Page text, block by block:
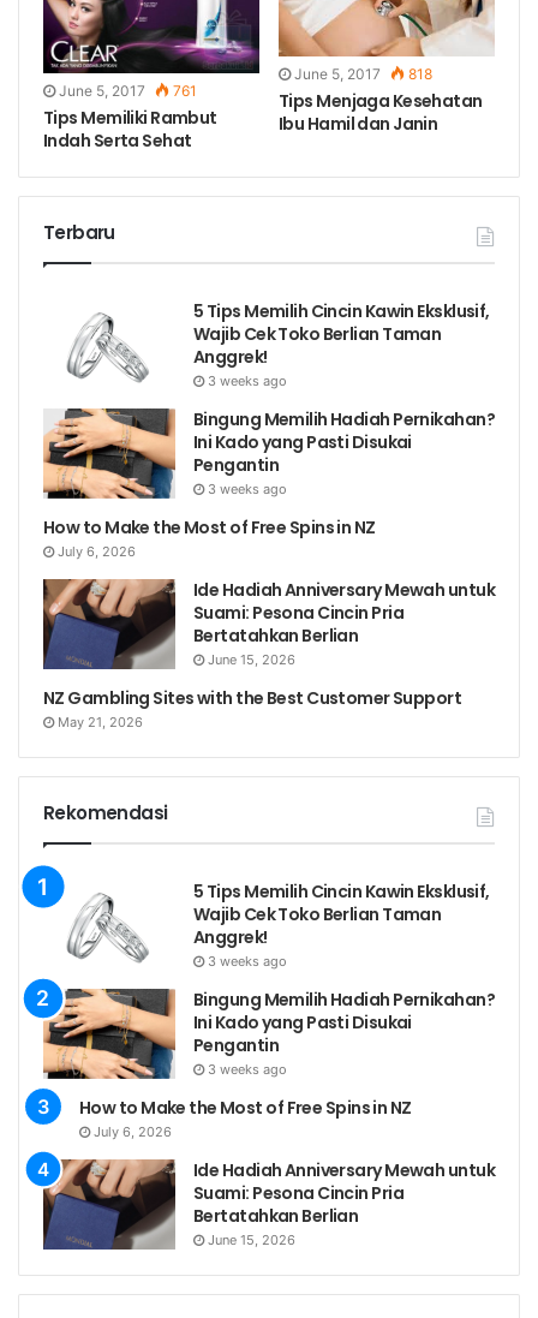
June 5, 2017 761
Tips Memiliki Rambut
Indah Serta Sehat
June 5, 2017 818
Tips Menjaga Kesehatan
Ibu Hamil dan Janin
Terbaru
5 Tips Memilih Cincin Kawin Eksklusif,
Wajib Cek Toko Berlian Taman
Anggrek!
3 weeks ago
Bingung Memilih Hadiah Pernikahan?
Ini Kado yang Pasti Disukai
Pengantin
3 weeks ago
How to Make the Most of Free Spins in NZ
July 6, 2026
Ide Hadiah Anniversary Mewah untuk
Suami: Pesona Cincin Pria
Bertatahkan Berlian
June 15, 2026
NZ Gambling Sites with the Best Customer Support
May 21, 2026
Rekomendasi
5 Tips Memilih Cincin Kawin Eksklusif,
Wajib Cek Toko Berlian Taman
Anggrek!
3 weeks ago
Bingung Memilih Hadiah Pernikahan?
Ini Kado yang Pasti Disukai
Pengantin
3 weeks ago
How to Make the Most of Free Spins in NZ
July 6, 2026
Ide Hadiah Anniversary Mewah untuk
Suami: Pesona Cincin Pria
Bertatahkan Berlian
June 15, 2026